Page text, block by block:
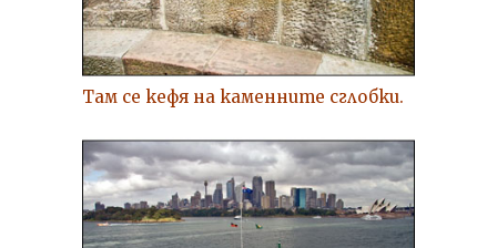
Там се кефя на каменните сглобки.